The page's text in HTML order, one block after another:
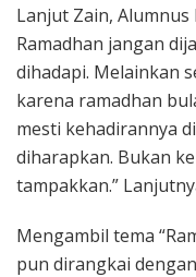
Lanjut Zain,
Ramadhan jangan
dihadapi. Melainkan
karena ramadhan
mesti kehadirannya
diharapkan. Bukan
tampakkan.”
Mengambil tema
pun dirangkai